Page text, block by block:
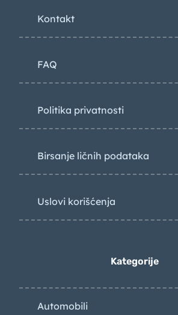
Kontakt
FAQ
Politika privatnosti
Birsanje ličnih podataka
Uslovi korišćenja
Kategorije
Automobili